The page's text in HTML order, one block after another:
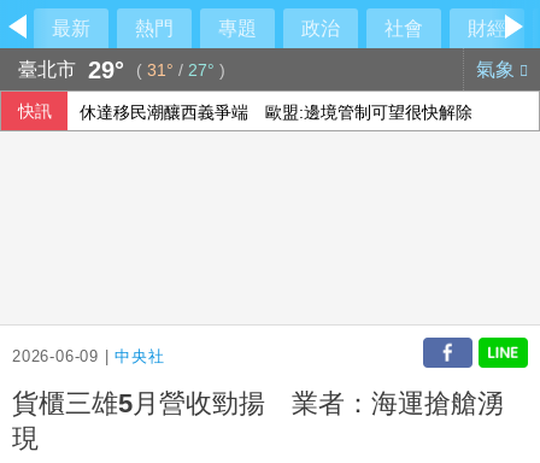
最新 熱門 專題 政治 社會
財經
臺北市 29° ( 31° / 27° ) 氣象
快訊 休達移民潮釀西義爭端 歐盟:邊境管制可望很快解除
2026-06-09 |中央社
貨櫃三雄5月營收勁揚 業者：海運搶艙湧
現